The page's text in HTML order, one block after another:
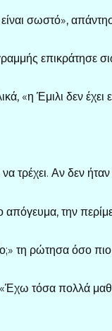
σωστό»,
επικράτησε
«η Έμιλι δεν
τρέχει. Αν δεν
απόγευμα, την
τη ρώτησα όσο
τόσα πολλά